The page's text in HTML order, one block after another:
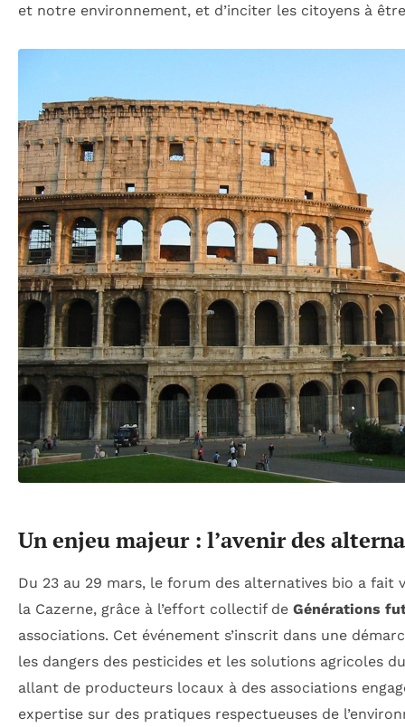
et notre environnement, et d’inciter les citoyens à
Un enjeu majeur : l’avenir des
Du 23 au 29 mars, le forum des alternatives bio a fait
la Cazerne, grâce à l’effort collectif de Générations
associations. Cet événement s’inscrit dans une
les dangers des pesticides et les solutions agricoles
allant de producteurs locaux à des associations
expertise sur des pratiques respectueuses de